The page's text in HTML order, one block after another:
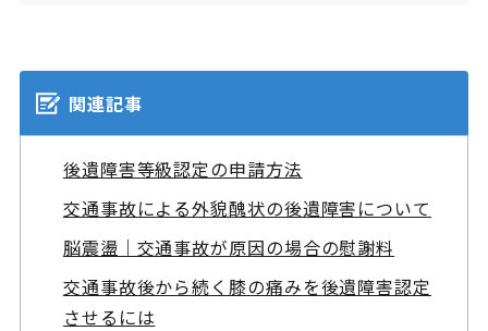
関連記事
後遺障害等級認定の申請方法
交通事故による外貌醜状の後遺障害について
脳震盪｜交通事故が原因の場合の慰謝料
交通事故後から続く膝の痛みを後遺障害認定
させるには